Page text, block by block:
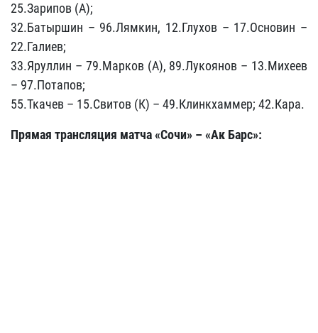
25.Зарипов (А);
32.Батыршин – 96.Лямкин, 12.Глухов – 17.Основин –
22.Галиев;
33.Яруллин – 79.Марков (А), 89.Лукоянов – 13.Михеев
– 97.Потапов;
55.Ткачев – 15.Свитов (К) – 49.Клинкхаммер; 42.Кара.
Прямая трансляция матча «Сочи» – «Ак Барс»: